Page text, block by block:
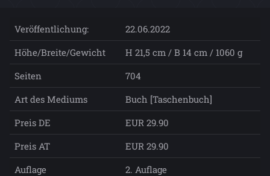
Veröffentlichung:
22.06.2022
Höhe/Breite/Gewicht
H 21,5 cm / B 14 cm / 1060 g
Seiten
704
Art des Mediums
Buch [Taschenbuch]
Preis DE
EUR 29.90
Preis AT
EUR 29.90
Auflage
2. Auflage